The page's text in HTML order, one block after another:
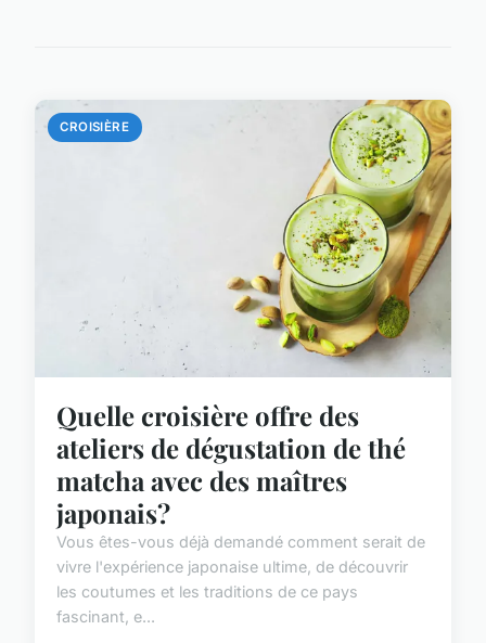
CROISIÈRE
Quelle croisière offre des
ateliers de dégustation de thé
matcha avec des maîtres
japonais?
Vous êtes-vous déjà demandé comment serait de
vivre l'expérience japonaise ultime, de découvrir
les coutumes et les traditions de ce pays
fascinant, e...